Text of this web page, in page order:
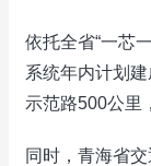
依托全省“一芯
系统年内计划
示范路500公里
同时，青海省